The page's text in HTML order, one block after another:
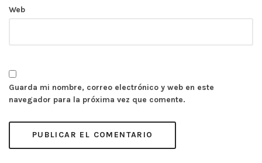
Web
Guarda mi nombre, correo electrónico y web en este
navegador para la próxima vez que comente.